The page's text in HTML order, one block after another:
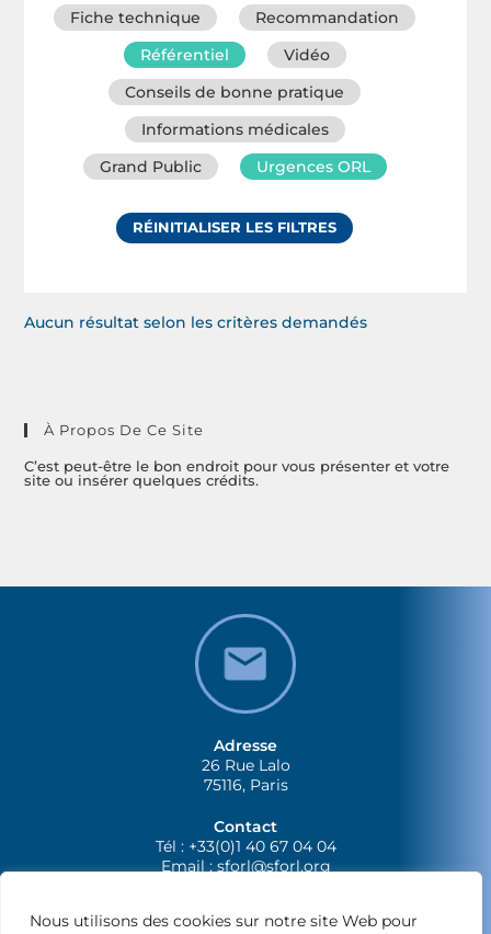
Nous utilisons des cookies sur notre site Web pour
Fiche technique
Recommandation
Référentiel
Vidéo
Conseils de bonne pratique
Informations médicales
Grand Public
Urgences ORL
RÉINITIALISER LES FILTRES
Aucun résultat selon les critères demandés
À Propos De Ce Site
C’est peut-être le bon endroit pour vous présenter et votre
site ou insérer quelques crédits.
Adresse
26 Rue Lalo
75116, Paris
Contact
Tél : +33(0)1 40 67 04 04
Email :sforl@sforl.org